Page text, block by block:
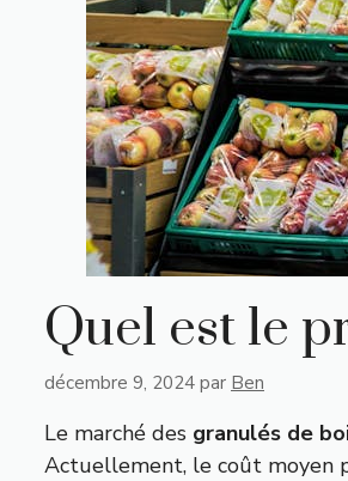
Quel est le
décembre 9, 2024 par Ben
Le marché des granulés de
Actuellement, le coût moyen